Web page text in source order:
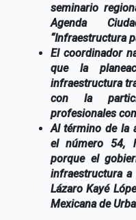
seminario
Agenda
“Infraestructura
El coordinador
que la
infraestructura
con la
profesionales
Al término de la
el número 54,
porque el
infraestructura
Lázaro Kayé
Mexicana de